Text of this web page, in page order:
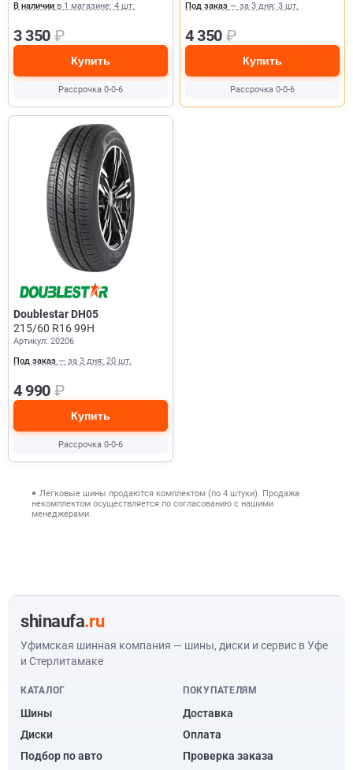
В наличии в 1 магазине: 4 шт.
3 350 ₽
Купить
Рассрочка 0-0-6
Под заказ — за 3 дня: 3 шт.
4 350 ₽
Купить
Рассрочка 0-0-6
Doublestar DH05
215/60 R16 99H
Артикул: 20206
Под заказ — за 3 дня: 20 шт.
4 990 ₽
Купить
Рассрочка 0-0-6
Легковые шины продаются комплектом (по 4 штуки). Продажа
некомплектом осуществляется по согласованию с нашими
менеджерами.
shinaufa.ru
Уфимская шинная компания — шины, диски и сервис в Уфе
и Стерлитамаке
КАТАЛОГ
Шины
Диски
Подбор по авто
ПОКУПАТЕЛЯМ
Доставка
Оплата
Проверка заказа